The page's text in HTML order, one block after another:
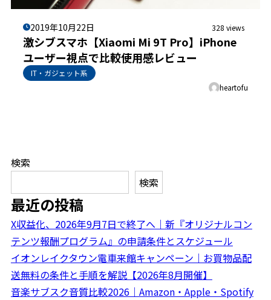
2019年10月22日 328 views
激シブスマホ【Xiaomi Mi 9T Pro】iPhone
ユーザー視点で比較使用感レビュー
IT・ガジェット系
heartofu
検索
検索
最近の投稿
X収益化、2026年9月7日で終了へ｜新『オリジナルコン
テンツ報酬プログラム』の申請条件とスケジュール
イオンレイクタウン電車来館キャンペーン｜お買物品配
送無料の条件と手順を解説【2026年8月開催】
音楽サブスク音質比較2026｜Amazon・Apple・Spotify